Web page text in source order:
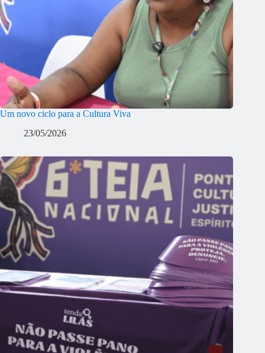
Um novo ciclo para a Cultura Viva
23/05/2026